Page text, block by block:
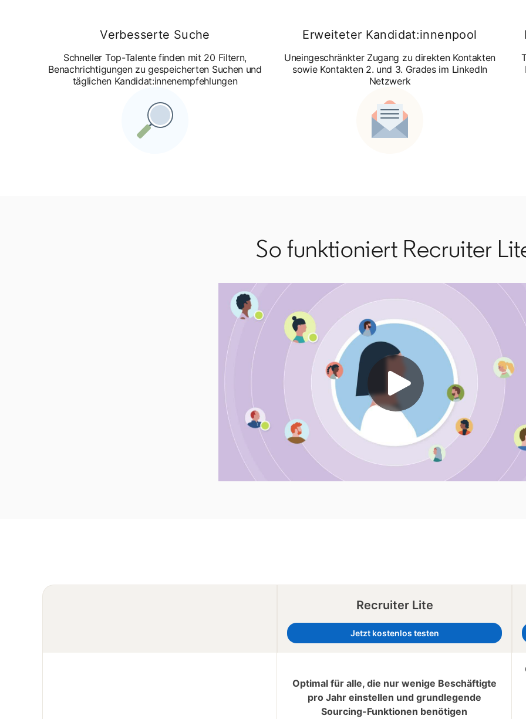
Verbesserte Suche
Schneller Top-Talente finden mit 20 Filtern,
Benachrichtigungen zu gespeicherten Suchen und
täglichen Kandidat:innenempfehlungen
Erweiteter Kandidat:innenpool
Uneingeschränkter Zugang zu direkten Kontakten
sowie Kontakten 2. und 3. Grades im LinkedIn
Netzwerk
So funktioniert Recruiter
Recruiter Lite
Jetzt kostenlos testen
opens in a new tab
Optimal für alle, die nur wenige Beschäftigte
pro Jahr einstellen und grundlegende
Sourcing-Funktionen benötigen